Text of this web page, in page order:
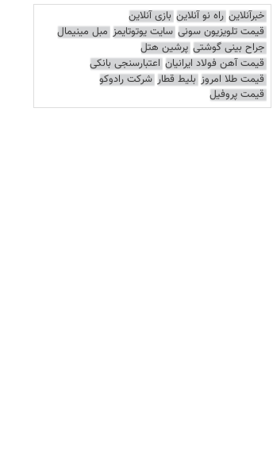
خبرآنلاین راه نو آنلاین بازی آنلاین
قیمت تلویزیون سونی سایت یوتوتایمز مبل مینیمال
جراح بینی گوشتی پرشین هتل
قیمت آهن فولاد ایرانیان اعتبارسنجی بانکی
قیمت طلا امروز بلیط قطار شرکت رادوکو
قیمت پروفیل